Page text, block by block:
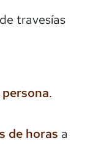
travesías
.
de horas a